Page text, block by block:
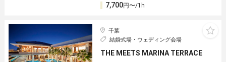
7,700円〜/1h
千葉
結婚式場・ウェディング会場
THE MEETS MARINA TERRACE